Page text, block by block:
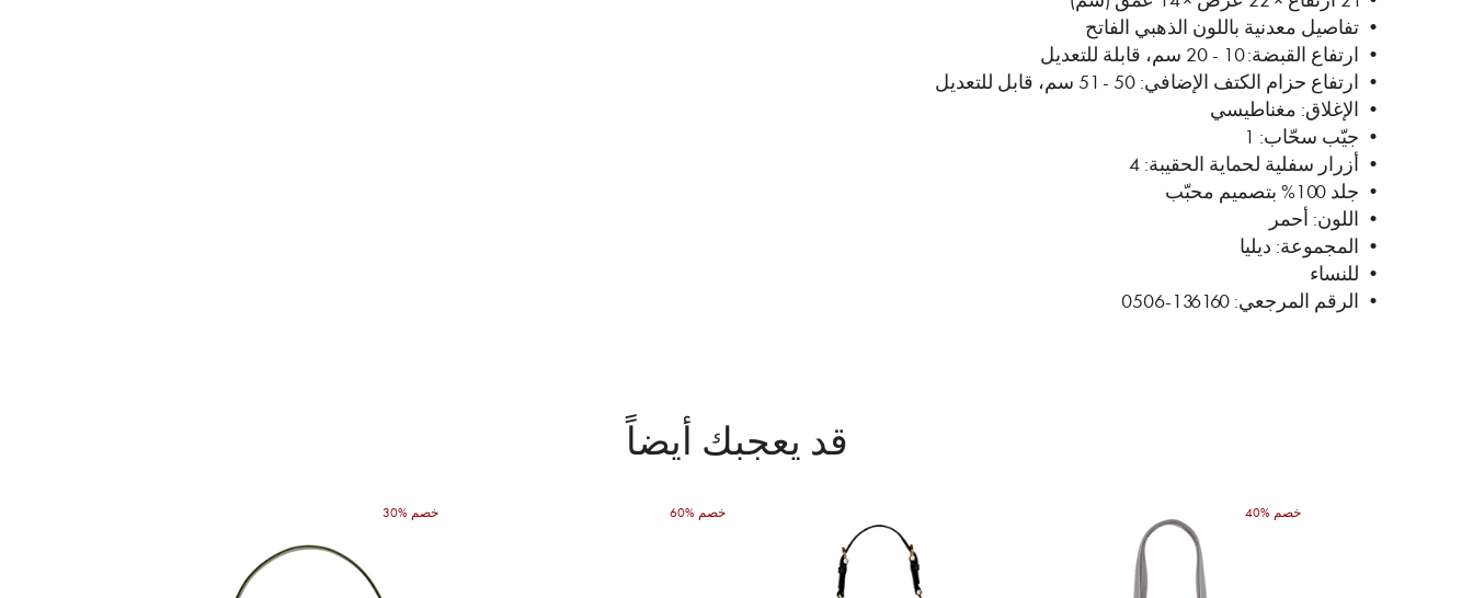
• تفاصيل معدنية باللون الذهبي الفاتح
• ارتفاع القبضة: 10 - 20 سم، قابلة للتعديل
• ارتفاع حزام الكتف الإضافي: 50 - 51 سم، قابل للتعديل
• الإغلاق: مغناطيسي
• جيّب سحّاب: 1
• أزرار سفلية لحماية الحقيبة: 4
• جلد 100% بتصميم محبّب
• اللون: أحمر
• المجموعة: ديليا
• للنساء
• الرقم المرجعي: 136160-0506
قد يعجبك أيضاً
30% خصم 60% خصم 40% خصم